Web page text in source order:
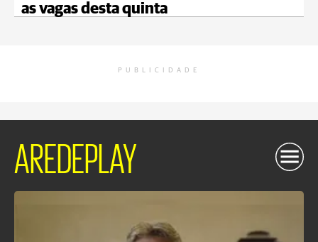
as vagas desta quinta
PUBLICIDADE
AREDEPLAY